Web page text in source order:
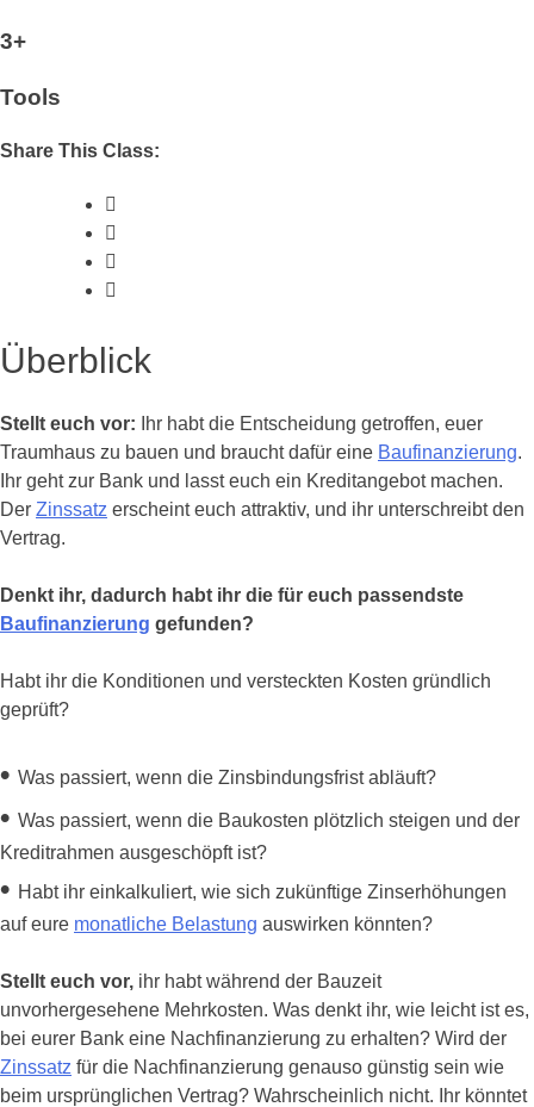
3+
Tools
Share This Class:
Überblick
Stellt euch vor:
Ihr habt die Entscheidung getroffen, euer
Traumhaus zu bauen und braucht dafür eine Baufinanzierung.
Ihr geht zur Bank und lasst euch ein Kreditangebot machen.
Der Zinssatz erscheint euch attraktiv, und ihr unterschreibt den
Vertrag.
Denkt ihr, dadurch habt ihr die für euch passendste
Baufinanzierung gefunden?
Habt ihr die Konditionen und versteckten Kosten gründlich
geprüft?
• Was passiert, wenn die Zinsbindungsfrist abläuft?
• Was passiert, wenn die Baukosten plötzlich steigen und der
Kreditrahmen ausgeschöpft ist?
• Habt ihr einkalkuliert, wie sich zukünftige Zinserhöhungen
auf eure monatliche Belastung auswirken könnten?
Stellt euch vor, ihr habt während der Bauzeit
unvorhergesehene Mehrkosten. Was denkt ihr, wie leicht ist es,
bei eurer Bank eine Nachfinanzierung zu erhalten? Wird der
Zinssatz für die Nachfinanzierung genauso günstig sein wie
beim ursprünglichen Vertrag? Wahrscheinlich nicht. Ihr könntet